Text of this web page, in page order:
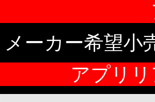
メーカー希望小
アプリ